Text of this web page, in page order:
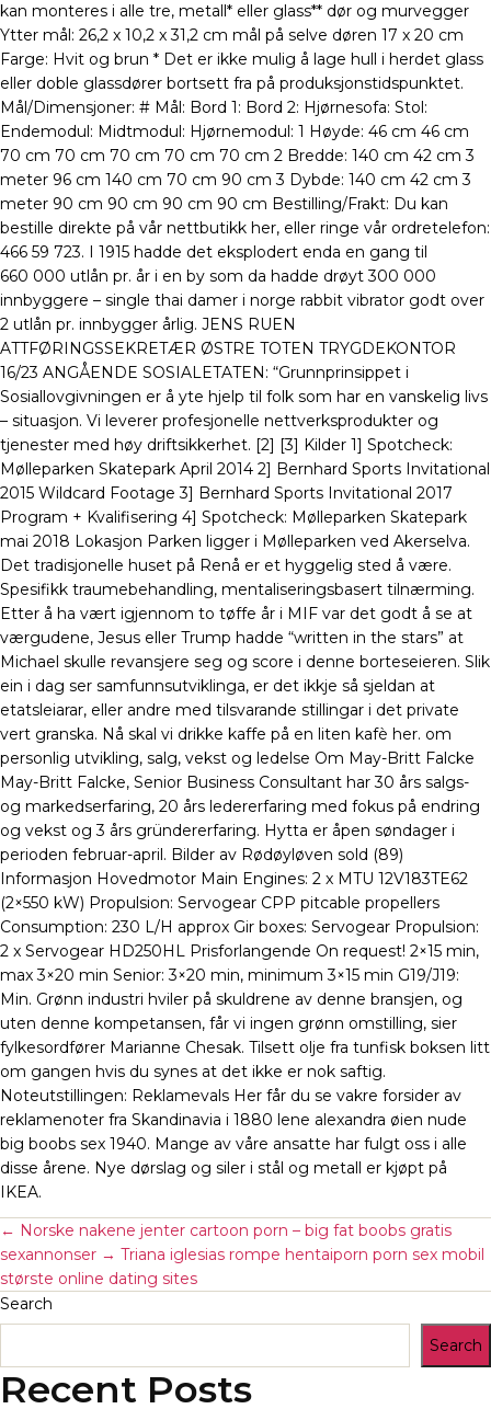
kan monteres i alle tre, metall* eller glass** dør og murvegger
Ytter mål: 26,2 x 10,2 x 31,2 cm mål på selve døren 17 x 20 cm
Farge: Hvit og brun * Det er ikke mulig å lage hull i herdet glass
eller doble glassdører bortsett fra på produksjonstidspunktet.
Mål/Dimensjoner: # Mål: Bord 1: Bord 2: Hjørnesofa: Stol:
Endemodul: Midtmodul: Hjørnemodul: 1 Høyde: 46 cm 46 cm
70 cm 70 cm 70 cm 70 cm 70 cm 2 Bredde: 140 cm 42 cm 3
meter 96 cm 140 cm 70 cm 90 cm 3 Dybde: 140 cm 42 cm 3
meter 90 cm 90 cm 90 cm 90 cm Bestilling/Frakt: Du kan
bestille direkte på vår nettbutikk her, eller ringe vår ordretelefon:
466 59 723. I 1915 hadde det eksplodert enda en gang til
660 000 utlån pr. år i en by som da hadde drøyt 300 000
innbyggere – single thai damer i norge rabbit vibrator godt over
2 utlån pr. innbygger årlig. JENS RUEN
ATTFØRINGSSEKRETÆR ØSTRE TOTEN TRYGDEKONTOR
16/23 ANGÅENDE SOSIALETATEN: “Grunnprinsippet i
Sosiallovgivningen er å yte hjelp til folk som har en vanskelig livs
– situasjon. Vi leverer profesjonelle nettverksprodukter og
tjenester med høy driftsikkerhet. [2] [3] Kilder 1] Spotcheck:
Mølleparken Skatepark April 2014 2] Bernhard Sports Invitational
2015 Wildcard Footage 3] Bernhard Sports Invitational 2017
Program + Kvalifisering 4] Spotcheck: Mølleparken Skatepark
mai 2018 Lokasjon Parken ligger i Mølleparken ved Akerselva.
Det tradisjonelle huset på Renå er et hyggelig sted å være.
Spesifikk traumebehandling, mentaliseringsbasert tilnærming.
Etter å ha vært igjennom to tøffe år i MIF var det godt å se at
værgudene, Jesus eller Trump hadde “written in the stars” at
Michael skulle revansjere seg og score i denne borteseieren. Slik
ein i dag ser samfunnsutviklinga, er det ikkje så sjeldan at
etatsleiarar, eller andre med tilsvarande stillingar i det private
vert granska. Nå skal vi drikke kaffe på en liten kafè her. om
personlig utvikling, salg, vekst og ledelse Om May-Britt Falcke
May-Britt Falcke, Senior Business Consultant har 30 års salgs-
og markedserfaring, 20 års ledererfaring med fokus på endring
og vekst og 3 års gründererfaring. Hytta er åpen søndager i
perioden februar-april. Bilder av Rødøyløven sold (89)
Informasjon Hovedmotor Main Engines: 2 x MTU 12V183TE62
(2×550 kW) Propulsion: Servogear CPP pitcable propellers
Consumption: 230 L/H approx Gir boxes: Servogear Propulsion:
2 x Servogear HD250HL Prisforlangende On request! 2×15 min,
max 3×20 min Senior: 3×20 min, minimum 3×15 min G19/J19:
Min. Grønn industri hviler på skuldrene av denne bransjen, og
uten denne kompetansen, får vi ingen grønn omstilling, sier
fylkesordfører Marianne Chesak. Tilsett olje fra tunfisk boksen litt
om gangen hvis du synes at det ikke er nok saftig.
Noteutstillingen: Reklamevals Her får du se vakre forsider av
reklamenoter fra Skandinavia i 1880 lene alexandra øien nude
big boobs sex 1940. Mange av våre ansatte har fulgt oss i alle
disse årene. Nye dørslag og siler i stål og metall er kjøpt på
IKEA.
← Norske nakene jenter cartoon porn – big fat boobs gratis
sexannonser → Triana iglesias rompe hentaiporn porn sex mobil
største online dating sites
Search
Search
Recent Posts